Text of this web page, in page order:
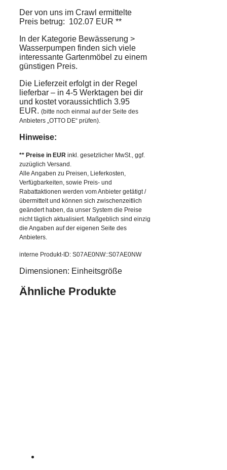
Der von uns im Crawl ermittelte
Preis betrug: 102.07 EUR **
In der Kategorie Bewässerung >
Wasserpumpen finden sich viele
interessante Gartenmöbel zu einem
günstigen Preis.
Die Lieferzeit erfolgt in der Regel
lieferbar – in 4-5 Werktagen bei dir
und kostet voraussichtlich 3.95
EUR. (bitte noch einmal auf der Seite des
Anbieters „OTTO DE“ prüfen).
Hinweise:
** Preise in EUR inkl. gesetzlicher MwSt., ggf.
zuzüglich Versand.
Alle Angaben zu Preisen, Lieferkosten,
Verfügbarkeiten, sowie Preis- und
Rabattaktionen werden vom Anbieter getätigt /
übermittelt und können sich zwischenzeitlich
geändert haben, da unser System die Preise
nicht täglich aktualisiert. Maßgeblich sind einzig
die Angaben auf der eigenen Seite des
Anbieters.
interne Produkt-ID: S07AE0NW::S07AE0NW
Dimensionen: Einheitsgröße
Ähnliche Produkte